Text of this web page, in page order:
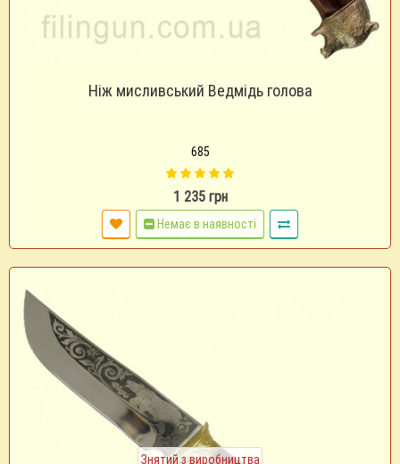
Ніж мисливський Ведмідь голова
685
1 235 грн
Немає в наявності
Знятий з виробництва